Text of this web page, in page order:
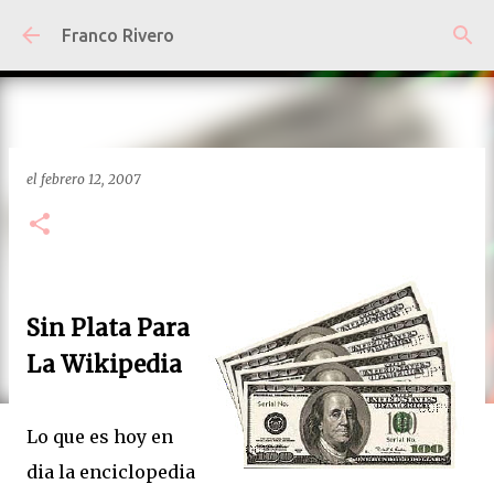
Ir al contenido principal
Franco Rivero
el febrero 12, 2007
Sin Plata Para
La Wikipedia
Lo que es hoy en
dia la enciclopedia